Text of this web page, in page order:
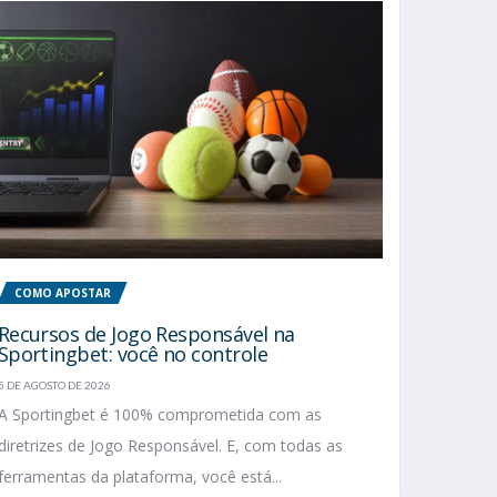
COMO APOSTAR
de Jogo Responsável na
você no controle
DE AGOSTO DE 2026
Sportingbet é 100% comprometida com as
de Jogo Responsável. E, com todas as
da plataforma, você está...